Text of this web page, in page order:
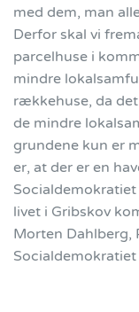
med dem, man
Derfor skal vi
parcelhuse i
mindre
rækkehuse, da
de mindre
grundene kun er
er, at der er en
livet i Gribskov
Morten Dahlberg,